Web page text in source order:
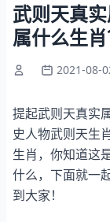
武则天真
属什么生肖
2021-08-
提起武则天真实
史人物武则天生
生肖，你知道这
什么，下面就一
到大家！